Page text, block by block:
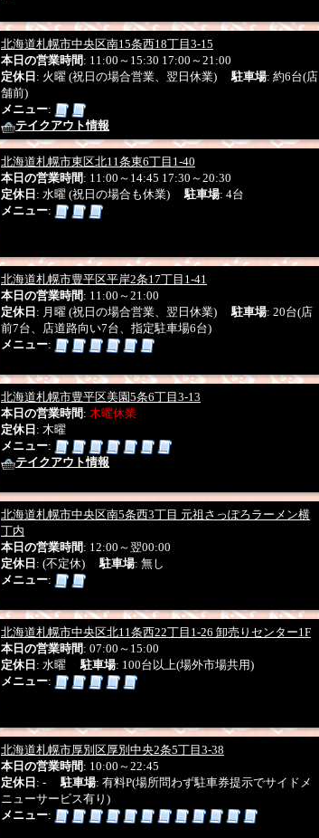
北海道札幌市中央区南15条西18丁目3-15
本日の営業時間 : 11:00～15:30 17:00～21:00
定休日 : 火曜 (祝日の場合営業、翌日休業)駐車場: 約6台(店
舗前)
メニュー:
テイクアウト情報
北海道札幌市東区北11条東6丁目1-40
本日の営業時間 : 11:00～14:45 17:30～20:30
定休日 : 水曜 (祝日の場合も休業)駐車場: 4台
メニュー:
北海道札幌市豊平区平岸2条17丁目1-41
本日の営業時間 : 11:00～21:00
定休日 : 月曜 (祝日の場合営業、翌日休業)駐車場: 20台(店
前7台、店道路向い7台、指定駐車場6台)
メニュー:
北海道札幌市豊平区美園5条6丁目3-13
本日の営業時間 : 木曜休業
定休日 : 木曜
メニュー:
テイクアウト情報
北海道札幌市中央区南5条西3丁目 元祖さっぽろラーメン横
丁内
本日の営業時間 : 12:00～翌00:00
定休日 : (不定休)駐車場: 無し
メニュー:
北海道札幌市中央区北11条西22丁目1-26 卸売りセンター1F
本日の営業時間 : 07:00～15:00
定休日 : 水曜駐車場: 100台以上(場外市場共用)
メニュー:
北海道札幌市厚別区厚別中央2条5丁目3-38
本日の営業時間 : 10:00～22:45
定休日 : -駐車場: 有料P(場所問わず駐車券提示でサイドメ
ニューサービス有り)
メニュー: